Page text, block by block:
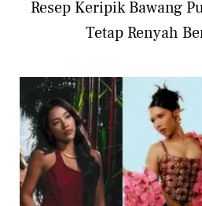
Resep Keripik Bawang
Tetap Renyah